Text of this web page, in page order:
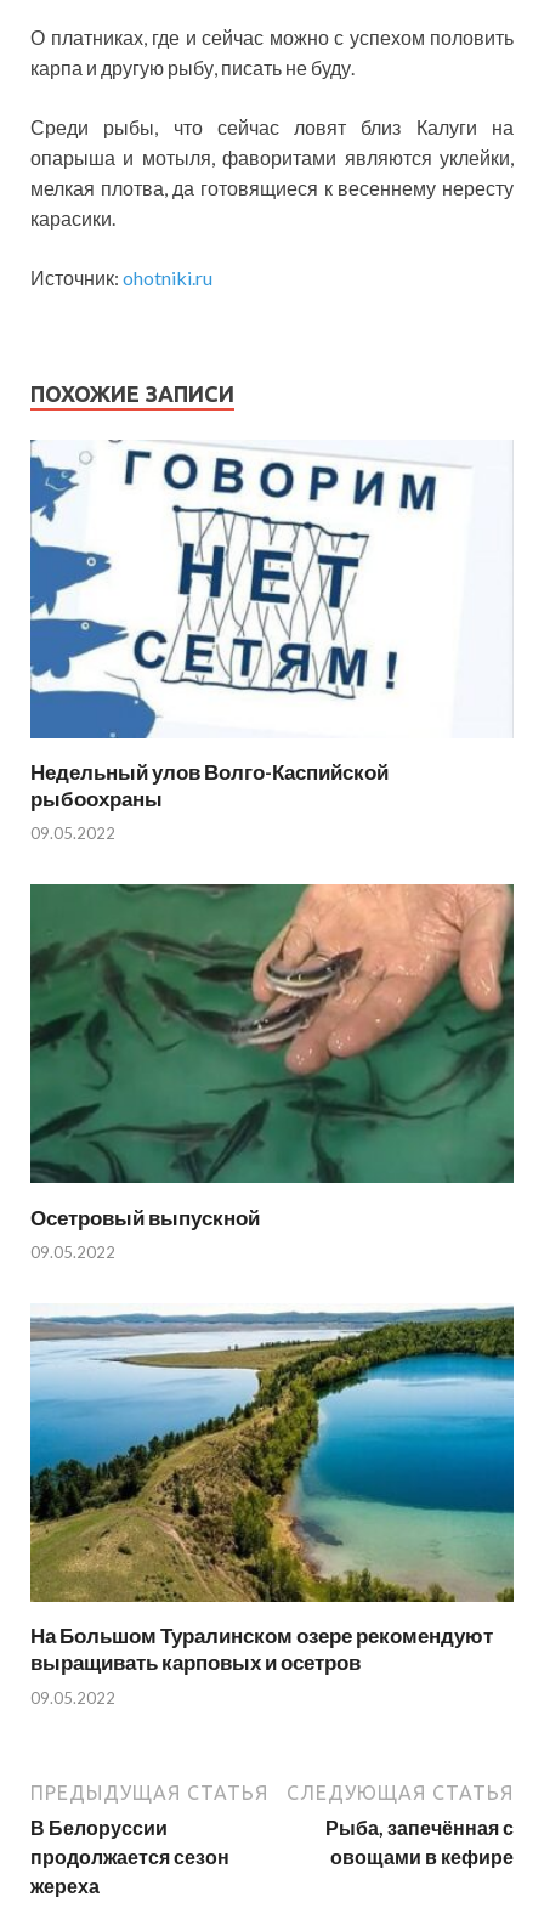
О платниках, где и сейчас можно с успехом половить
карпа и другую рыбу, писать не буду.
Среди рыбы, что сейчас ловят близ Калуги на
опарыша и мотыля, фаворитами являются уклейки,
мелкая плотва, да готовящиеся к весеннему нересту
карасики.
Источник: ohotniki.ru
ПОХОЖИЕ ЗАПИСИ
Недельный улов Волго-Каспийской
рыбоохраны
09.05.2022
Осетровый выпускной
09.05.2022
На Большом Туралинском озере рекомендуют
выращивать карповых и осетров
09.05.2022
ПРЕДЫДУЩАЯ СТАТЬЯ
В Белоруссии
продолжается сезон
жереха
СЛЕДУЮЩАЯ СТАТЬЯ
Рыба, запечённая с
овощами в кефире